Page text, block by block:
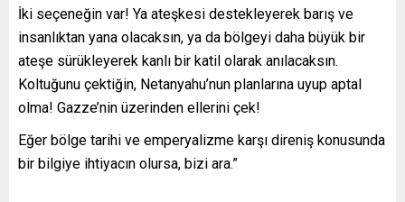
İki seçeneğin var! Ya ateşkesi destekleyerek barış ve
insanlıktan yana olacaksın, ya da bölgeyi daha büyük bir
ateşe sürükleyerek kanlı bir katil olarak anılacaksın.
Koltuğunu çektiğin, Netanyahu’nun planlarına uyup aptal
olma! Gazze’nin üzerinden ellerini çek!
Eğer bölge tarihi ve emperyalizme karşı direniş konusunda
bir bilgiye ihtiyacın olursa, bizi ara.”